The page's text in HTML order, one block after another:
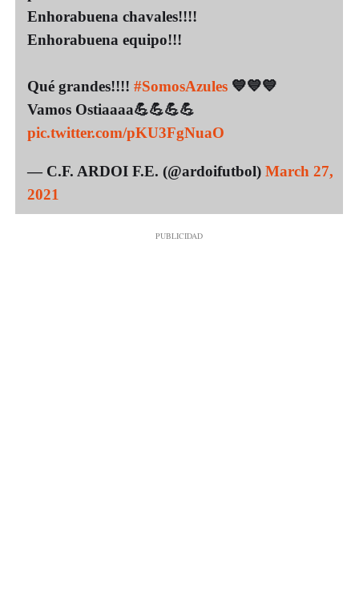
Enhorabuena chavales!!!!
Enhorabuena equipo!!!
Qué grandes!!!! #SomosAzules 💙💙💙
Vamos Ostiaaaa💪💪💪💪
pic.twitter.com/pKU3FgNuaO
— C.F. ARDOI F.E. (@ardoifutbol) March 27,
2021